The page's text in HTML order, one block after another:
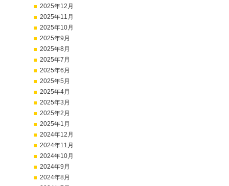
2025年12月
2025年11月
2025年10月
2025年9月
2025年8月
2025年7月
2025年6月
2025年5月
2025年4月
2025年3月
2025年2月
2025年1月
2024年12月
2024年11月
2024年10月
2024年9月
2024年8月